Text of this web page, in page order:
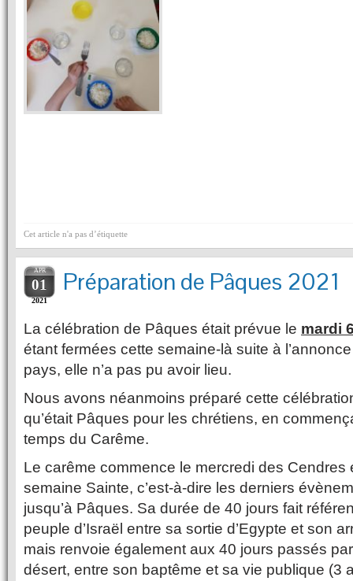
Cet article n'a pas d’étiquette
APR
01
2021
Préparation de Pâques 2021
La célébration de Pâques était prévue le mardi
étant fermées cette semaine-là suite à
pays, elle n’a pas pu avoir lieu.
Nous avons néanmoins préparé cette
qu’était Pâques pour les chrétiens, en
temps du Carême.
Le carême commence le mercredi des Cendres
semaine Sainte, c’est-à-dire les derniers
jusqu’à Pâques. Sa durée de 40 jours fait
peuple d’Israël entre sa sortie d’Egypte et son
mais renvoie également aux 40 jours passés
désert, entre son baptême et sa vie publique (3